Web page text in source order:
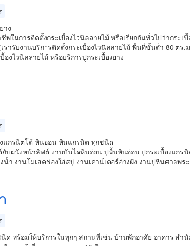
าง
พในการติดตั้งกระเบื้องไวนิลลายไม้ หรือเรียกกันทั่วไปว่ากระ
รารับงานบริการติดตั้งกระเบื้องไวนิลลายไม้ พื้นที่ขั้นต่ำ 80 ตร.
องไวนิลลายไม้ หรือบริการปูกระเบื้องยาง
งแกรนิตโต้ หินอ่อน หินแกรนิต ทุกชนิด
บผนังหน้าลิฟต์ งานบันไดหินอ่อน ปูพื้นหินอ่อน ปูกระเบื้องแกร
น้ำ งานโมเสคช่องใส่สบู่ งานเคาน์เตอร์อ่างฝัง งานปูหินศาลพร
ด พร้อมให้บริการในทุกๆ สถานที่เช่น บ้านพักอาศัย อาคาร สำ